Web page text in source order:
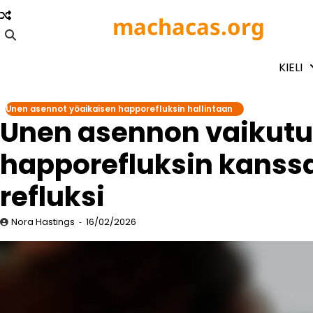
Skip
to
content
machacas.org
KIELI
Unen asennot yöaikaisen happorefluksin hallintaan
Unen asennon
happorefluksin
refluksi
Nora Hastings 16/02/2026